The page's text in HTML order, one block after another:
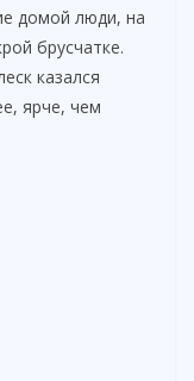
домой люди, на
брусчатке.
казался
ярче, чем